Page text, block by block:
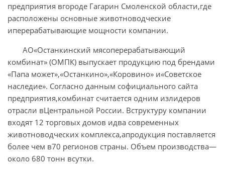
предприятия вгороде Гагарин Смоленской области,где
расположены основные животноводческие
иперерабатывающие мощности компании.
АО«Останкинский мясоперерабатывающий
комбинат» (ОМПК) выпускает продукцию под брендами
«Папа может»,«Останкино»,«Коровино» и«Советское
наследие». Согласно данным софициального сайта
предприятия,комбинат считается одним излидеров
отрасли вЦентральной России. Вструктуру компании
входят 12 торговых домов идва современных
животноводческих комплекса,апродукция поставляется
более чем в70 регионов страны. Объем производства—
около 680 тонн всутки.